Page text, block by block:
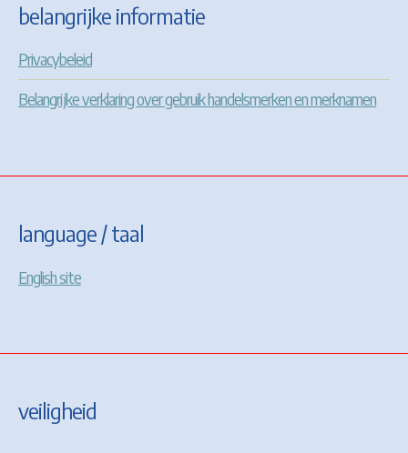
belangrijke informatie
Privacybeleid
Belangrijke verklaring over gebruik handelsmerken en merknamen
language / taal
English site
veiligheid